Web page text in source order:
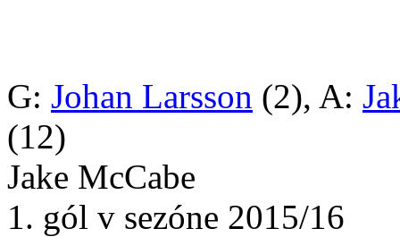
G: Johan Larsson (2), A:
(12)
Jake McCabe
1. gól v sezóne 2015/16